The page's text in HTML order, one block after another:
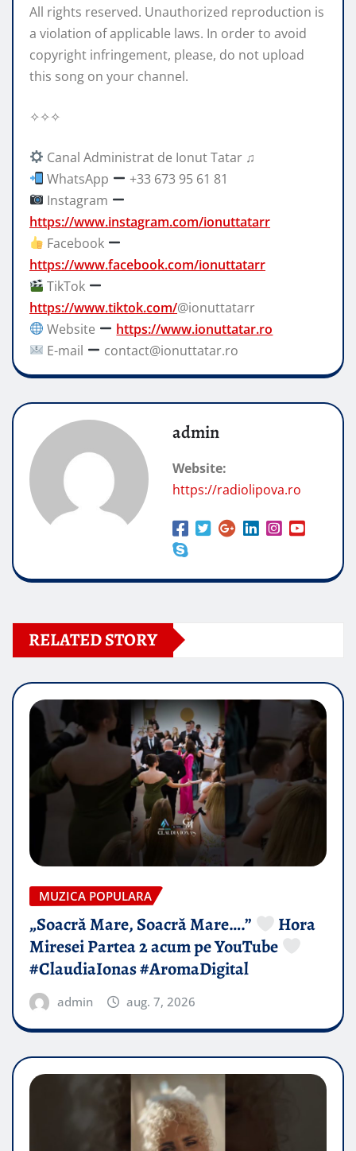
All rights reserved. Unauthorized reproduction is
a violation of applicable laws. In order to avoid
copyright infringement, please, do not upload
this song on your channel.
✧✧✧
Canal Administrat de Ionut Tatar ♫
WhatsApp
+33 673 95 61 81
Instagram
https://www.instagram.com/ionuttatarr
Facebook
https://www.facebook.com/ionuttatarr
TikTok
https://www.tiktok.com/@ionuttatarr
Website
https://www.ionuttatar.ro
E-mail
contact@ionuttatar.ro
admin
Website:
https://radiolipova.ro
RELATED STORY
MUZICA POPULARA
„Soacră Mare, Soacră Mare….”
Hora
Miresei Partea 2 acum pe YouTube
#ClaudiaIonas #AromaDigital
admin aug. 7, 2026